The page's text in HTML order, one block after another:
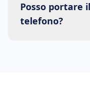
Posso portare
telefono?